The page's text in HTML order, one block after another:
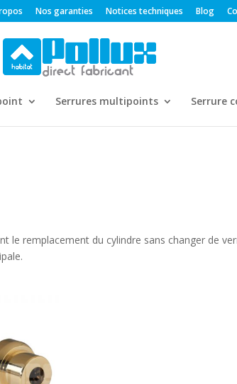
Nos garanties Notices techniques Blog
Serrures multipoints Serrure
le remplacement du cylindre sans changer de